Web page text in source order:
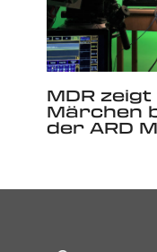
MDR
Märchen
der ARD